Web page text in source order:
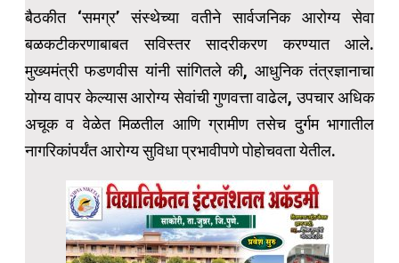
बैठकीत ‘समग्र’ संस्थेच्या वतीने सार्वजनिक आरोग्य सेवा
बळकटीकरणाबाबत सविस्तर सादरीकरण करण्यात आले.
मुख्यमंत्री फडणवीस यांनी सांगितले की, आधुनिक तंत्रज्ञानाचा
योग्य वापर केल्यास आरोग्य सेवांची गुणवत्ता वाढेल, उपचार अधिक
अचूक व वेळेत मिळतील आणि ग्रामीण तसेच दुर्गम भागातील
नागरिकांपर्यंत आरोग्य सुविधा प्रभावीपणे पोहोचवता येतील.